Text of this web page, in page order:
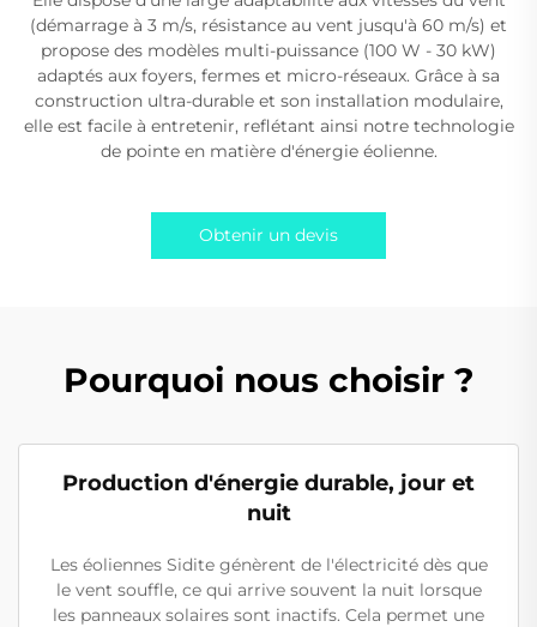
(démarrage à 3 m/s, résistance au vent jusqu'à 60 m/s) et
propose des modèles multi-puissance (100 W - 30 kW)
adaptés aux foyers, fermes et micro-réseaux. Grâce à sa
construction ultra-durable et son installation modulaire,
elle est facile à entretenir, reflétant ainsi notre technologie
de pointe en matière d'énergie éolienne.
Obtenir un devis
Pourquoi nous choisir ?
Production d'énergie durable, jour et
nuit
Les éoliennes Sidite génèrent de l'électricité dès que
le vent souffle, ce qui arrive souvent la nuit lorsque
les panneaux solaires sont inactifs. Cela permet une